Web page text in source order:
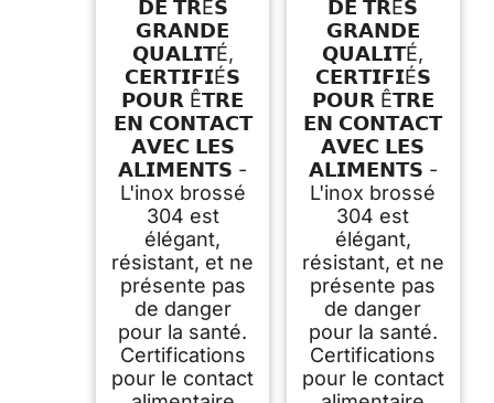
𝗗𝗘 𝗧𝗥È𝗦
𝗚𝗥𝗔𝗡𝗗𝗘
𝗤𝗨𝗔𝗟𝗜𝗧É,
𝗖𝗘𝗥𝗧𝗜𝗙𝗜É𝗦
𝗣𝗢𝗨𝗥 Ê𝗧𝗥𝗘
𝗘𝗡 𝗖𝗢𝗡𝗧𝗔𝗖𝗧
𝗔𝗩𝗘𝗖 𝗟𝗘𝗦
𝗔𝗟𝗜𝗠𝗘𝗡𝗧𝗦 -
L'inox brossé
304 est
élégant,
résistant, et ne
présente pas
de danger
pour la santé.
Certifications
pour le contact
𝗗𝗘 𝗧𝗥È𝗦
𝗚𝗥𝗔𝗡𝗗𝗘
𝗤𝗨𝗔𝗟𝗜𝗧É,
𝗖𝗘𝗥𝗧𝗜𝗙𝗜É𝗦
𝗣𝗢𝗨𝗥 Ê𝗧𝗥𝗘
𝗘𝗡 𝗖𝗢𝗡𝗧𝗔𝗖𝗧
𝗔𝗩𝗘𝗖 𝗟𝗘𝗦
𝗔𝗟𝗜𝗠𝗘𝗡𝗧𝗦 -
L'inox brossé
304 est
élégant,
résistant, et ne
présente pas
de danger
pour la santé.
Certifications
pour le contact